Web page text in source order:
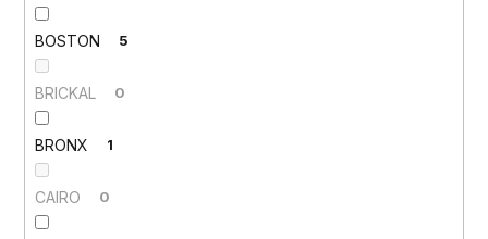
BOSTON 5
BRICKAL 0
BRONX 1
CAIRO 0